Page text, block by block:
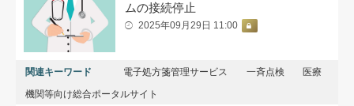
ムの接続停止
2025年09月29日 11:00
関連キーワード 電子処方箋管理サービス 一斉点検
医療
機関等向け総合ポータルサイト